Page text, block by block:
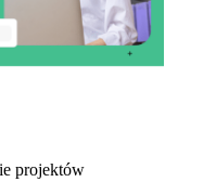
projektów